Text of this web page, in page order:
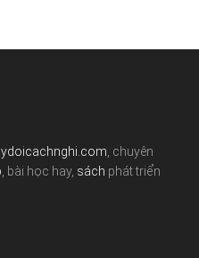
, chuyên
, bài học hay, sách phát triển